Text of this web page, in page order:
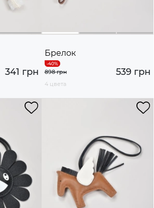
341 грн
Брелок
539 грн
898 грн
4 цвета